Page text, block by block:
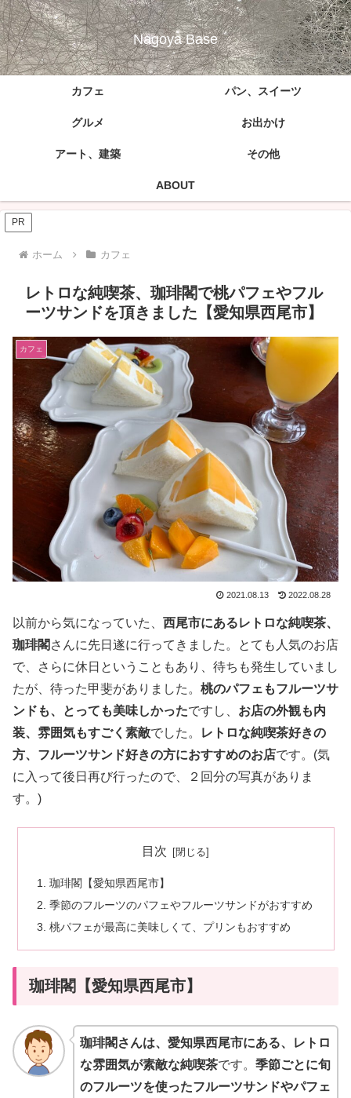
Nagoya Base
カフェ パン、スイーツ
グルメ お出かけ
アート、建築 その他
ABOUT
PR
ホーム カフェ
レトロな純喫茶、珈琲閣で桃パフェやフル
ーツサンドを頂きました【愛知県西尾市】
カフェ
2021.08.13 2022.08.28
以前から気になっていた、 西尾市にあるレトロな純喫茶、
珈琲閣 さんに先日遂に行ってきました。とても人気のお店
で、さらに休日ということもあり、待ちも発生していまし
たが、待った甲斐がありました。 桃のパフェもフルーツサ
ンドも、とっても美味しかったですし、 お店の外観も内
装、雰囲気もすごく素敵でした。
レトロな純喫茶好きの
方、フルーツサンド好きの方におすすめのお店です。(気
に入って後日再び行ったので、２回分の写真がありま
す。)
目次
珈琲閣【愛知県西尾市】
季節のフルーツのパフェやフルーツサンドがおすすめ
桃パフェが最高に美味しくて、プリンもおすすめ
珈琲閣【愛知県西尾市】
珈琲閣さんは、愛知県西尾市にある、レトロ
な雰囲気が素敵な純喫茶です。 季節ごとに旬
のフルーツを使ったフルーツサンドやパフェ